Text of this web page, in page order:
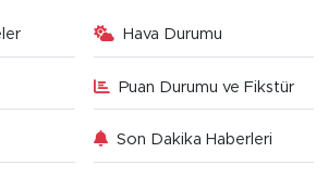
Hava Durumu
Puan Durumu ve Fikstür
Son Dakika Haberleri